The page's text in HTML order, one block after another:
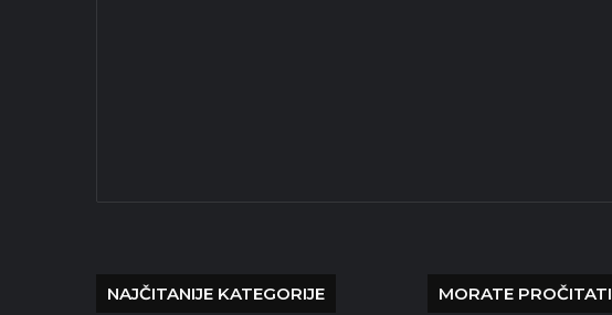
NAJČITANIJE KATEGORIJE MORATE PROČITATI